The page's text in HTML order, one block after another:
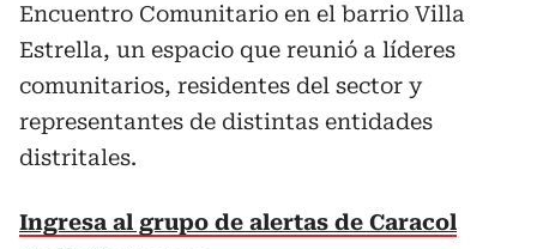
Encuentro Comunitario en el barrio Villa
Estrella, un espacio que reunió a líderes
comunitarios, residentes del sector y
representantes de distintas entidades
distritales.
Ingresa al grupo de alertas de Caracol